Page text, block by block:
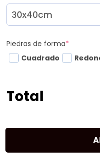
Piedras de forma*
Cuadrado
Total